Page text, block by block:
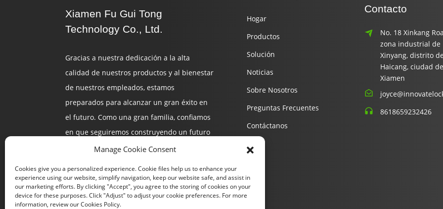
Xiamen Fu Gui Tong
Technology Co., Ltd.
Gracias a nuestra dedicación a la alta
calidad de nuestros productos y al bienestar
de nuestros empleados, estamos
preparados para alcanzar un gran éxito en
el futuro. Como una gran familia, confiamos
en que seguiremos construyendo un futuro
brillante.
Hogar
Productos
Solución
Noticias
Sobre Nosotros
Preguntas Frecuentes
Contáctanos
Contacto
No. 18 Xinkang
zona industrial de
Xinyang, distrito
Haicang, ciudad de
Xiamen
8618659232426
Manage Cookie Consent
Cookies give you a personalized experience. Cookie files help us to enhance your
experience using our website, simplify navigation, keep our website safe, and assist in
our marketing efforts. By clicking "Accept", you agree to the storing of cookies on your
device for these purposes. Click "Adjust" to adjust your cookie preferences. For more
information, review our Cookies Policy.